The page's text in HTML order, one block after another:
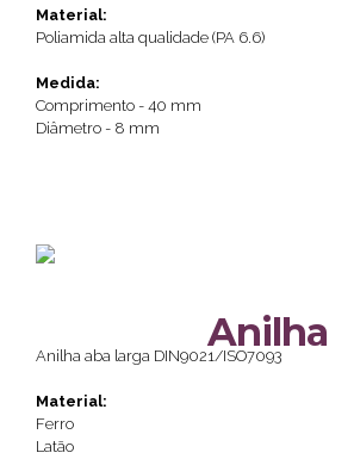
Material:
Poliamida alta qualidade (PA 6.6)
Medida:
Comprimento - 40 mm
Diâmetro - 8 mm
Anilha
Anilha aba larga DIN9021/ISO7093
Material:
Ferro
Latão